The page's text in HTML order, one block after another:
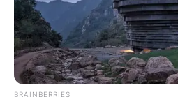
BRAINBERRIES